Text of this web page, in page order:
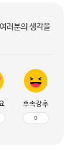
러분의 생각을
후속강추
0